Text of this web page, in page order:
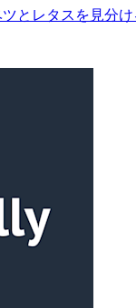
とレタスを見分